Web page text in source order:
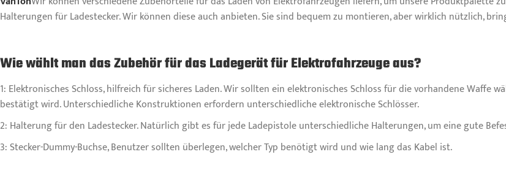
Halterungen für Ladestecker. Wir können diese auch anbieten. Sie sind bequem zu montieren, aber wirklich nützlich,
Wie wählt man das Zubehör für das Ladegerät für Elektrofahrzeuge aus?
1: Elektronisches Schloss, hilfreich für sicheres Laden. Wir sollten ein elektronisches Schloss für die vorhandene Waffe
bestätigt wird. Unterschiedliche Konstruktionen erfordern unterschiedliche elektronische Schlösser.
2: Halterung für den Ladestecker. Natürlich gibt es für jede Ladepistole unterschiedliche Halterungen, um eine gute
3: Stecker-Dummy-Buchse, Benutzer sollten überlegen, welcher Typ benötigt wird und wie lang das Kabel ist.